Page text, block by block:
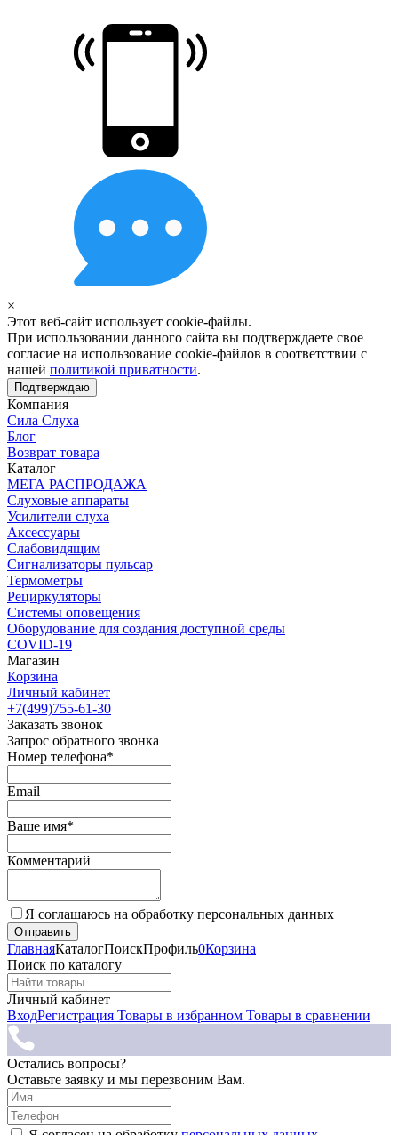
×
Этот веб-сайт использует cookie-файлы.
При использовании данного сайта вы подтверждаете свое
согласие на использование cookie-файлов в соответствии с
нашей политикой приватности.
Подтверждаю
Компания
Сила Слуха
Блог
Возврат товара
Каталог
МЕГА РАСПРОДАЖА
Слуховые аппараты
Усилители слуха
Аксессуары
Слабовидящим
Сигнализаторы пульсар
Термометры
Рециркуляторы
Cистемы оповещения
Оборудование для создания доступной среды
COVID-19
Магазин
Корзина
Личный кабинет
+7(499)755-61-30
Заказать звонок
Запрос обратного звонка
Номер телефона*
Email
Ваше имя*
Комментарий
Я соглашаюсь на обработку персональных данных
ГлавнаяКаталогПоискПрофиль0Корзина
Поиск по каталогу
Личный кабинет
ВходРегистрация Товары в избранном Товары в сравнении
Остались вопросы?
Оставьте заявку и мы перезвоним Вам.